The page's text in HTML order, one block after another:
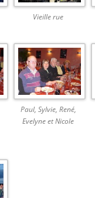
Vieille rue
Paul, Sylvie, René,
Evelyne et Nicole